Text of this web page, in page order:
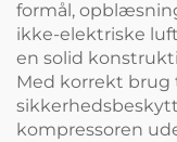
formål,
ikke-elektriske
en solid
Med korrekt
kompressoren